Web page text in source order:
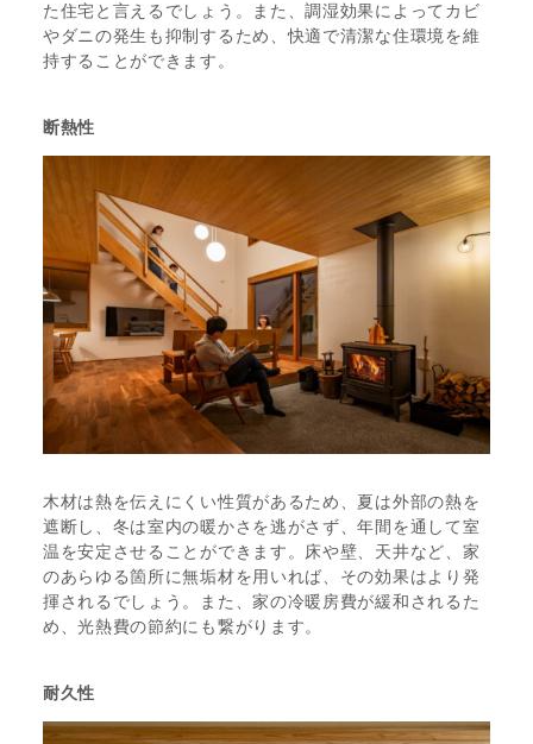
た住宅と言えるでしょう。また、調湿効果によってカビ
やダニの発生も抑制するため、快適で清潔な住環境を維
持することができます。
断熱性
木材は熱を伝えにくい性質があるため、夏は外部の熱を
遮断し、冬は室内の暖かさを逃がさず、年間を通して室
温を安定させることができます。床や壁、天井など、家
のあらゆる箇所に無垢材を用いれば、その効果はより発
揮されるでしょう。また、家の冷暖房費が緩和されるた
め、光熱費の節約にも繋がります。
耐久性